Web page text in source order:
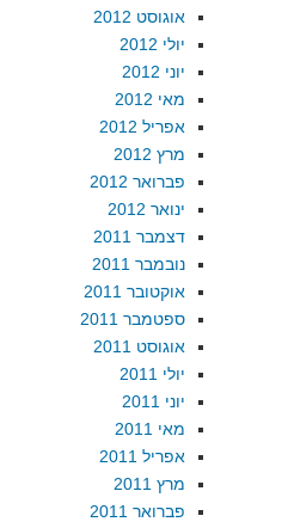
אוגוסט 2012
יולי 2012
יוני 2012
מאי 2012
אפריל 2012
מרץ 2012
פברואר 2012
ינואר 2012
דצמבר 2011
נובמבר 2011
אוקטובר 2011
ספטמבר 2011
אוגוסט 2011
יולי 2011
יוני 2011
מאי 2011
אפריל 2011
מרץ 2011
פברואר 2011